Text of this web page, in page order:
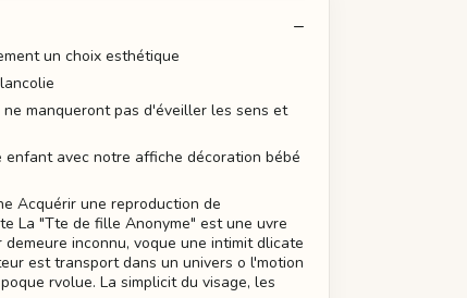
un choix esthétique
manqueront pas d'éveiller les sens et
avec notre affiche décoration bébé
Acquérir une reproduction de
La "Tte de fille Anonyme" est une uvre
inconnu, voque une intimit dlicate
est transport dans un univers o l'motion
rvolue. La simplicit du visage, les